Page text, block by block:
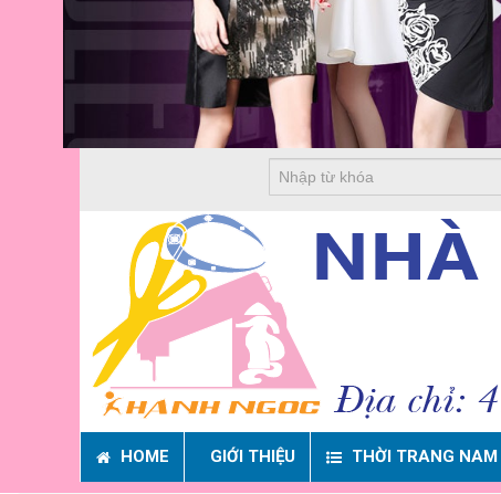
HOME GIỚI THIỆU THỜI TRANG NAM